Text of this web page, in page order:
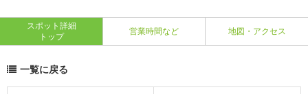
スポット詳細
トップ
営業時間など 地図・アクセス
一覧に戻る